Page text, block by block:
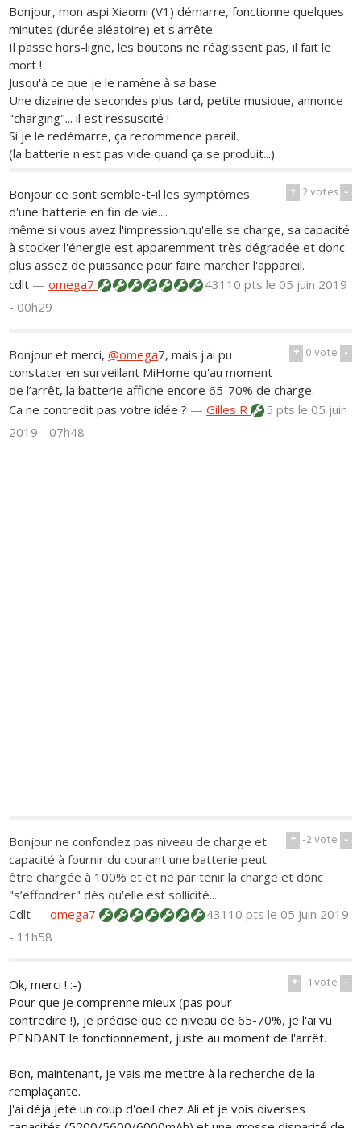
Bonjour, mon aspi Xiaomi (V1) démarre, fonctionne quelques
minutes (durée aléatoire) et s'arrête.
Il passe hors-ligne, les boutons ne réagissent pas, il fait le
mort !
Jusqu'à ce que je le ramène à sa base.
Une dizaine de secondes plus tard, petite musique, annonce
"charging"... il est ressuscité !
Si je le redémarre, ça recommence pareil.
(la batterie n'est pas vide quand ça se produit...)
+ 2votes -
Bonjour ce sont semble-t-il les symptômes
d'une batterie en fin de vie....
même si vous avez l'impression.qu'elle se charge, sa capacité
à stocker l'énergie est apparemment très dégradée et donc
plus assez de puissance pour faire marcher l'appareil.
cdlt —omega7 43110 ptsle 05 juin 2019
- 00h29
+ 0vote -
Bonjour et merci,@omega7, mais j'ai pu
constater en surveillant MiHome qu'au moment
de l’arrêt, la batterie affiche encore 65-70% de charge.
Ca ne contredit pas votre idée ? —Gilles R 5 ptsle 05 juin
2019 - 07h48
+ -2vote -
Bonjour ne confondez pas niveau de charge et
capacité à fournir du courant une batterie peut
être chargée à 100% et et ne par tenir la charge et donc
"s’effondrer" dès qu'elle est sollicité...
Cdlt —omega7 43110 ptsle 05 juin 2019
- 11h58
+ -1vote -
Ok, merci ! :-)
Pour que je comprenne mieux (pas pour
contredire !), je précise que ce niveau de 65-70%, je l'ai vu
PENDANT le fonctionnement, juste au moment de l'arrêt.
Bon, maintenant, je vais me mettre à la recherche de la
remplaçante.
J'ai déjà jeté un coup d'oeil chez Ali et je vois diverses